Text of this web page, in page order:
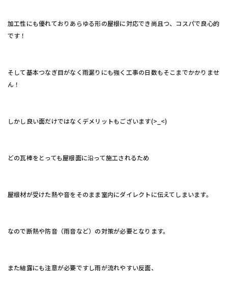
加工性にも優れておりあらゆる形の屋根に対応でき尚且つ、コスパで良心的
です！
そして基本つなぎ目がなく雨漏りにも強く工事の日数もそこまでかかりませ
ん！
しかし良い面だけではなくデメリットもございます(>_<)
どの瓦棒をとっても屋根面に沿って施工されるため
屋根材が受けた熱や音をそのまま室内にダイレクトに伝えてしまいます。
なので断熱や防音（雨音など）の対策が必要となります。
また結露にも注意が必要ですし雨が流れやすい反面、